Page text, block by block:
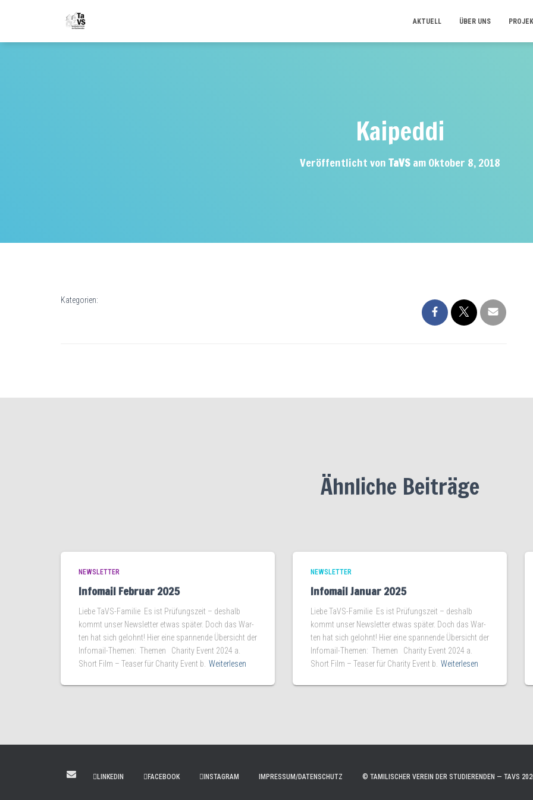
AKTUELL ÜBER UNS
Kaipeddi
Veröffentlicht vonTaVSamOktober 8, 2018
Kategorien:
Ähnliche Beiträge
NEWSLETTER
Infomail Februar 2025
Lie­be TaVS-Familie Es ist Prü­fungs­zeit – des­halb
kommt unser News­let­ter etwas spä­ter. Doch das War­
ten hat sich gelohnt! Hier eine span­nen­de Über­sicht der
Infomail-Themen: The­men Cha­ri­ty Event 2024 a.
Short Film – Teaser für Cha­ri­ty Event b. Weiterlesen
NEWSLETTER
Infomail Januar 2025
Lie­be TaVS-Familie Es ist Prü­fungs­zeit – des­halb
kommt unser News­let­ter etwas spä­ter. Doch das War­
ten hat sich gelohnt! Hier eine span­nen­de Über­sicht der
Infomail-Themen: The­men Cha­ri­ty Event 2024 a.
Short Film – Teaser für Cha­ri­ty Event b. Weiterlesen
LINKEDIN FACEBOOK INSTAGRAM IMPRESSUM/DATENSCHUTZ © TAMILISCHER VEREIN DER STUDIERENDEN — TAVS